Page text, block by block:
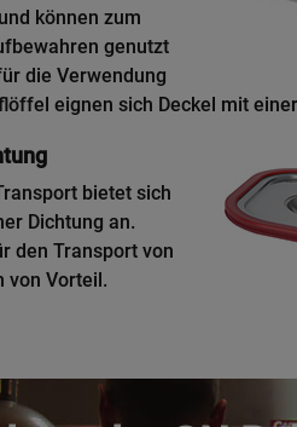
können zum
genutzt
die Verwendung
eignen sich Deckel mit
bietet sich
Dichtung an.
den Transport von
von Vorteil.